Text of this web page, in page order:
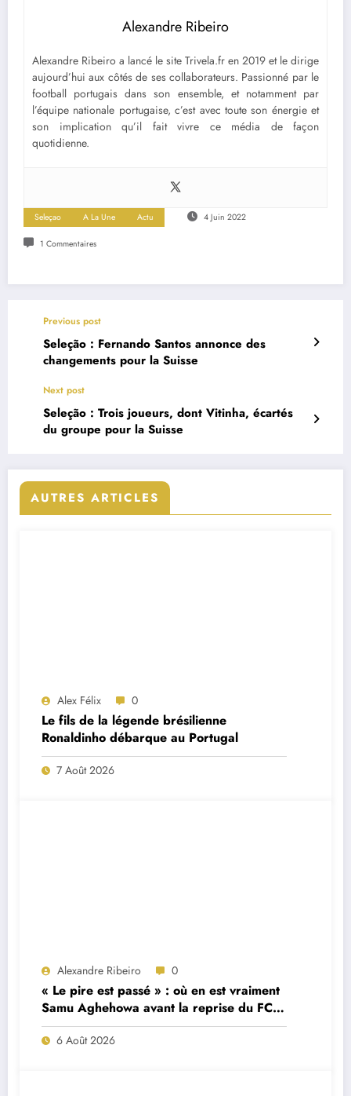
Alexandre Ribeiro
Alexandre Ribeiro a lancé le site Trivela.fr en 2019 et le dirige
aujourd’hui aux côtés de ses collaborateurs. Passionné par le
football portugais dans son ensemble, et notamment par
l’équipe nationale portugaise, c’est avec toute son énergie et
son implication qu’il fait vivre ce média de façon
quotidienne.
Seleçao A La Une Actu 4 Juin 2022
1 Commentaires
Previous post
Seleção : Fernando Santos annonce des
changements pour la Suisse
Next post
Seleção : Trois joueurs, dont Vitinha, écartés
du groupe pour la Suisse
AUTRES ARTICLES
Alex Félix 0
Le fils de la légende brésilienne
Ronaldinho débarque au Portugal
7 Août 2026
Alexandre Ribeiro 0
« Le pire est passé » : où en est vraiment
Samu Aghehowa avant la reprise du FC
Porto ?
6 Août 2026